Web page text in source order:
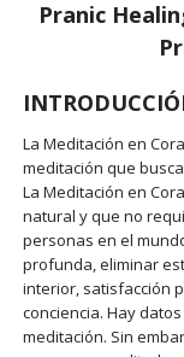
Pranic
La Meditación en
meditación que
La Meditación en
natural y que no
personas en el
profunda, eliminar
interior, satisfacción
conciencia. Hay
meditación. Sin